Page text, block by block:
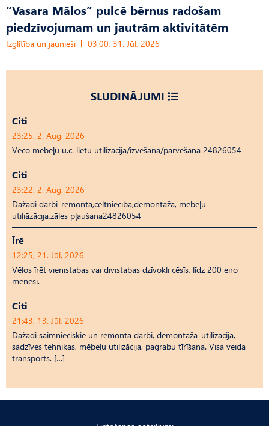
“Vasara Mālos” pulcē bērnus radošam
piedzīvojumam un jautrām aktivitātēm
Izglītība un jaunieši 03:00, 31. Jūl, 2026
SLUDINĀJUMI
Citi
23:25, 2. Aug, 2026
Veco mēbeļu u.c. lietu utilizācija/izvešana/pārvešana 24826054
Citi
23:22, 2. Aug, 2026
Dažādi darbi-remonta,celtniecība,demontāža, mēbeļu
utiliāzācija,zāles pļaušana24826054
Īrē
12:25, 21. Jūl, 2026
Vēlos īrēt vienistabas vai divistabas dzīvokli cēsīs, līdz 200 eiro
mēnesī.
Citi
21:43, 13. Jūl, 2026
Dažādi saimnieciskie un remonta darbi, demontāža-utilizācija,
sadzīves tehnikas, mēbeļu utilizācija, pagrabu tīrīšana. Visa veida
transports. […]